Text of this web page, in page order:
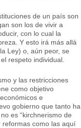
de un país son
son los de vivir a
con lo cual la
Y esto irá más allá
Ley) o, aún peor, se
respeto individual.
y las restricciones
como objetivo
e
gobierno que tanto ha
es “kirchnerismo de
reformas como las aquí